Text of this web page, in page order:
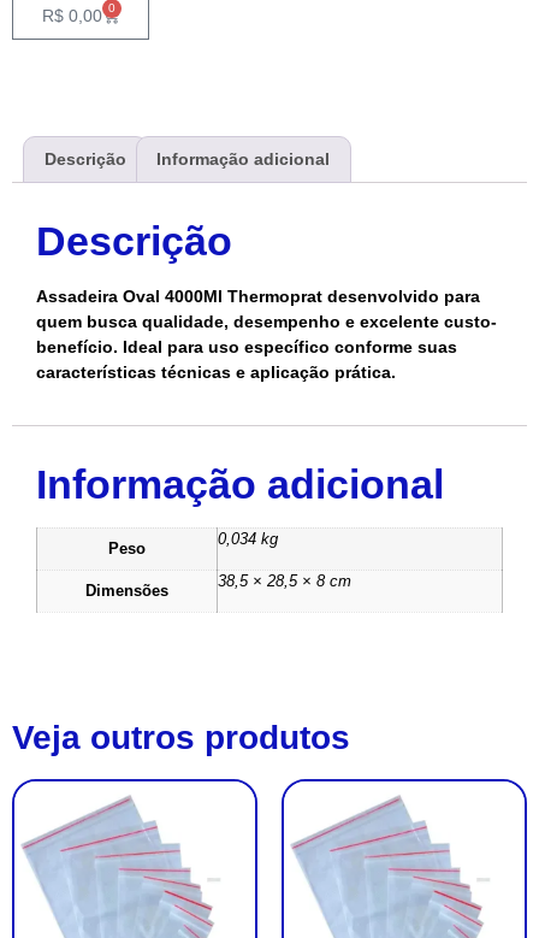
R$ 0,00 0
Descrição Informação adicional
Descrição
Assadeira Oval 4000Ml Thermoprat desenvolvido para
quem busca qualidade, desempenho e excelente custo-
benefício. Ideal para uso específico conforme suas
características técnicas e aplicação prática.
Informação adicional
Peso
0,034 kg
Dimensões
38,5 × 28,5 × 8 cm
Veja outros produtos